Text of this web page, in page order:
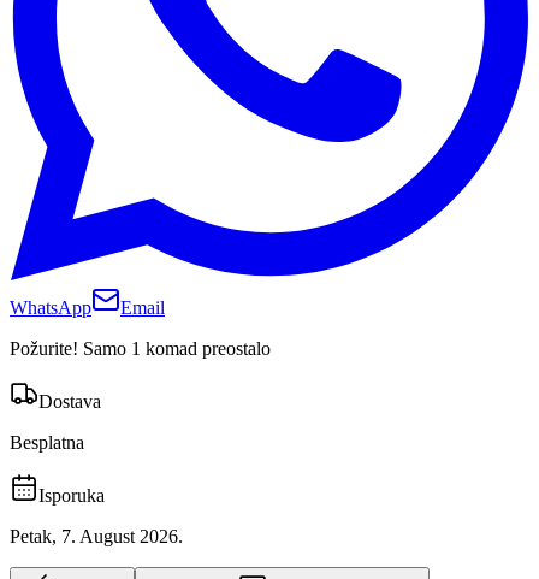
WhatsApp
Email
Požurite! Samo 1 komad preostalo
Dostava
Besplatna
Isporuka
Petak, 7. August 2026.